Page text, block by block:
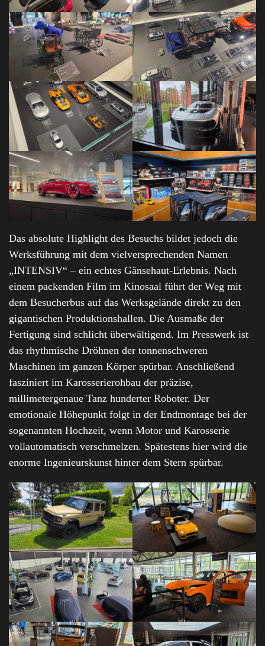
Das absolute Highlight des Besuchs bildet jedoch die
Werksführung mit dem vielversprechenden Namen
„INTENSIV“ – ein echtes Gänsehaut-Erlebnis. Nach
einem packenden Film im Kinosaal führt der Weg mit
dem Besucherbus auf das Werksgelände direkt zu den
gigantischen Produktionshallen. Die Ausmaße der
Fertigung sind schlicht überwältigend. Im Presswerk ist
das rhythmische Dröhnen der tonnenschweren
Maschinen im ganzen Körper spürbar. Anschließend
fasziniert im Karosserierohbau der präzise,
millimetergenaue Tanz hunderter Roboter. Der
emotionale Höhepunkt folgt in der Endmontage bei der
sogenannten Hochzeit, wenn Motor und Karosserie
vollautomatisch verschmelzen. Spätestens hier wird die
enorme Ingenieurskunst hinter dem Stern spürbar.